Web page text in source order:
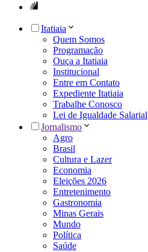
Itatiaia
Quem Somos
Programação
Ouça a Itatiaia
Institucional
Entre em Contato
Expediente Itatiaia
Trabalhe Conosco
Lei de Igualdade Salarial
Jornalismo
Agro
Brasil
Cultura e Lazer
Economia
Eleições 2026
Entretenimento
Gastronomia
Minas Gerais
Mundo
Política
Saúde